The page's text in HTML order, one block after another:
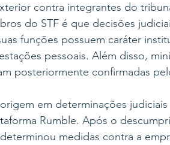
contra integrantes do
do STF é que decisões
funções possuem caráter
pessoais. Além disso,
posteriormente confirmadas
em determinações judiciais
Rumble. Após o
medidas contra a